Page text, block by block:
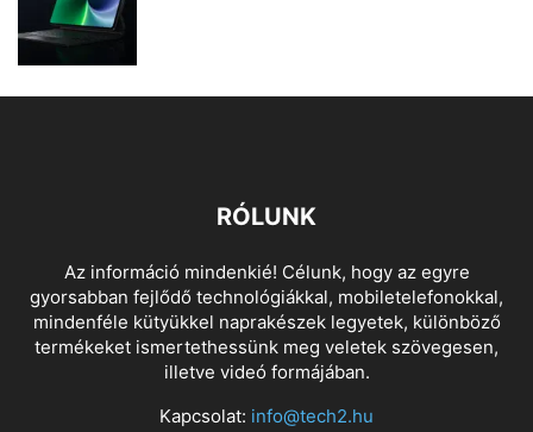
RÓLUNK
Az információ mindenkié! Célunk, hogy az egyre
gyorsabban fejlődő technológiákkal, mobiletelefonokkal,
mindenféle kütyükkel naprakészek legyetek, különböző
termékeket ismertethessünk meg veletek szövegesen,
illetve videó formájában.
Kapcsolat: info@tech2.hu